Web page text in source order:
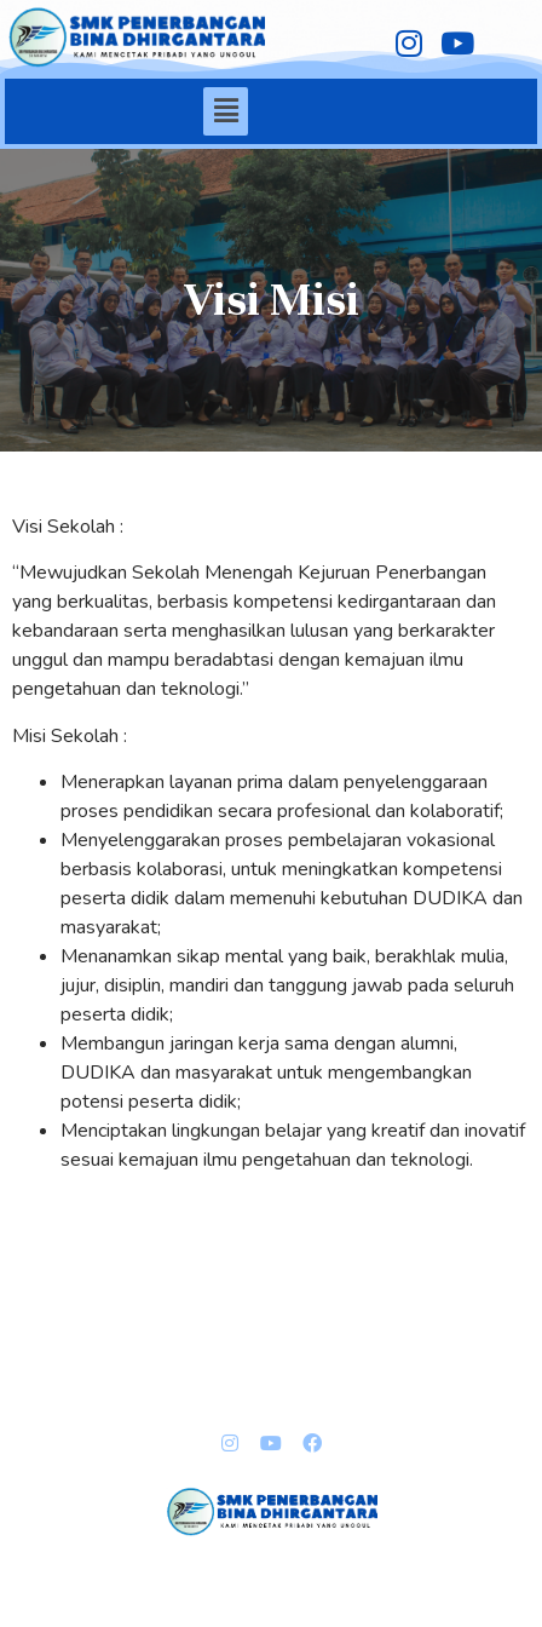
Visi Misi
Visi Sekolah :
“Mewujudkan Sekolah Menengah Kejuruan Penerbangan
yang berkualitas, berbasis kompetensi kedirgantaraan dan
kebandaraan serta menghasilkan lulusan yang berkarakter
unggul dan mampu beradabtasi dengan kemajuan ilmu
pengetahuan dan teknologi.”
Misi Sekolah :
Menerapkan layanan prima dalam penyelenggaraan
proses pendidikan secara profesional dan kolaboratif;
Menyelenggarakan proses pembelajaran vokasional
berbasis kolaborasi, untuk meningkatkan kompetensi
peserta didik dalam memenuhi kebutuhan DUDIKA dan
masyarakat;
Menanamkan sikap mental yang baik, berakhlak mulia,
jujur, disiplin, mandiri dan tanggung jawab pada seluruh
peserta didik;
Membangun jaringan kerja sama dengan alumni,
DUDIKA dan masyarakat untuk mengembangkan
potensi peserta didik;
Menciptakan lingkungan belajar yang kreatif dan inovatif
sesuai kemajuan ilmu pengetahuan dan teknologi.